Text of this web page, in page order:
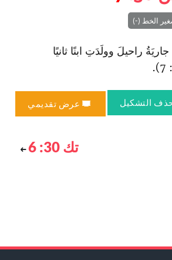
الخط (-)
راحيلَ وولَدَتِ ابنًا ثانيًا
التشكيل عرض تقديمي
تك 30: 6